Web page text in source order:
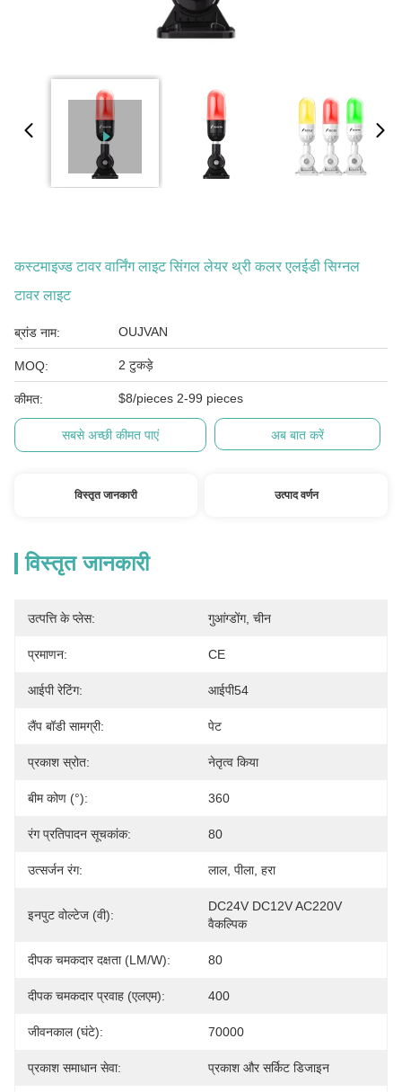
कस्टमाइज्ड टावर वार्निंग लाइट सिंगल लेयर थ्री कलर एलईडी सिग्नल
टावर लाइट
ब्रांड नाम: OUJVAN
MOQ: 2 टुकड़े
कीमत: $8/pieces 2-99 pieces
सबसे अच्छी कीमत पाएं अब बात करें
विस्तृत जानकारी उत्पाद वर्णन
विस्तृत जानकारी
उत्पत्ति के प्लेस: गुआंग्डोंग, चीन
प्रमाणन: CE
आईपी ​​रेटिंग: आईपी54
लैंप बॉडी सामग्री: पेट
प्रकाश स्रोत: नेतृत्व किया
बीम कोण (°): 360
रंग प्रतिपादन सूचकांक: 80
उत्सर्जन रंग: लाल, पीला, हरा
इनपुट वोल्टेज (वी):
DC24V DC12V AC220V
वैकल्पिक
दीपक चमकदार दक्षता (LM/W): 80
दीपक चमकदार प्रवाह (एलएम): 400
जीवनकाल (घंटे): 70000
प्रकाश समाधान सेवा: प्रकाश और सर्किट डिजाइन